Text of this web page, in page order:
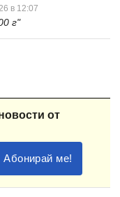
в 12:07
г"
от